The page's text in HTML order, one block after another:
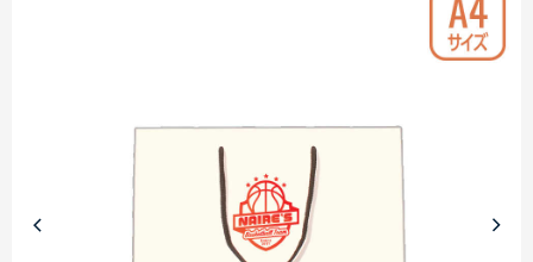
商品カテゴリーから探す